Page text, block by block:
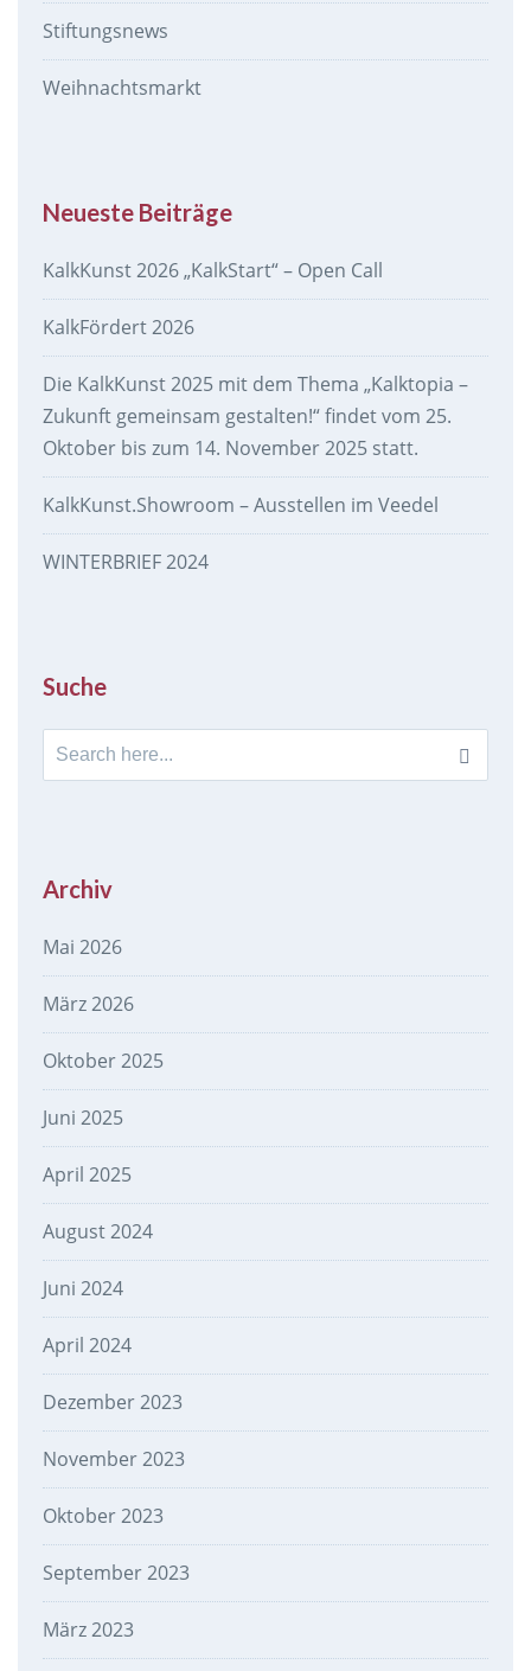
Stiftungsnews
Weihnachtsmarkt
Neueste Beiträge
KalkKunst 2026 „KalkStart“ – Open Call
KalkFördert 2026
Die KalkKunst 2025 mit dem Thema „Kalktopia –
Zukunft gemeinsam gestalten!“ findet vom 25.
Oktober bis zum 14. November 2025 statt.
KalkKunst.Showroom – Ausstellen im Veedel
WINTERBRIEF 2024
Suche
Search
for:
Archiv
Mai 2026
März 2026
Oktober 2025
Juni 2025
April 2025
August 2024
Juni 2024
April 2024
Dezember 2023
November 2023
Oktober 2023
September 2023
März 2023